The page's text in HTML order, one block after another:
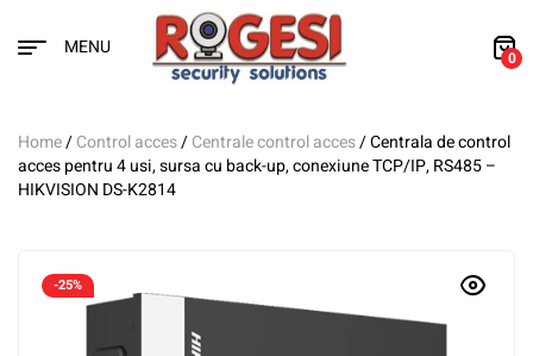
MENU 0
Home/Control acces/Centrale control acces/ Centrala de control
acces pentru 4 usi, sursa cu back-up, conexiune TCP/IP, RS485 –
HIKVISION DS-K2814
-25%